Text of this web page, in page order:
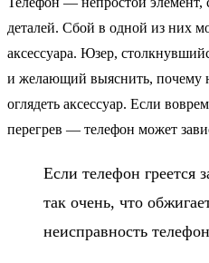
деталей. Сбой в одной из них
аксессуара. Юзер,
и желающий выяснить, почему
оглядеть аксессуар. Если
перегрев — телефон может
Если телефон греется
так очень, что
неисправность